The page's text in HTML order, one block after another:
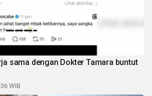
sama dengan Dokter Tamara buntut
WIB